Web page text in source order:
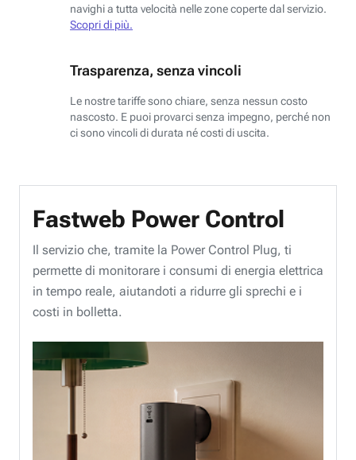
navighi a tutta velocità nelle zone coperte dal servizio.
Scopri di più.
Trasparenza, senza vincoli
Le nostre tariffe sono chiare, senza nessun costo
nascosto. E puoi provarci senza impegno, perché non
ci sono vincoli di durata né costi di uscita.
Fastweb Power Control
Il servizio che, tramite la Power Control Plug, ti
permette di monitorare i consumi di energia elettrica
in tempo reale, aiutandoti a ridurre gli sprechi e i
costi in bolletta.